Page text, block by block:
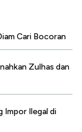
Cari Bocoran
Zulhas dan
Impor Ilegal di